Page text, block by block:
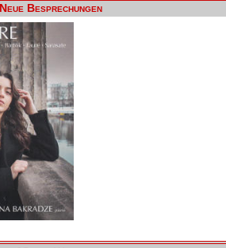
Neue Besprechungen